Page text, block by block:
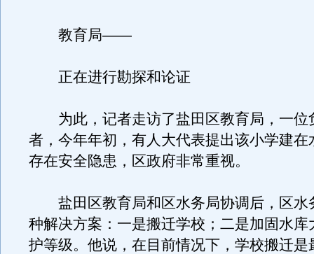
教育局——
正在进行勘探和论证
为此，记者走访了盐田区教育局，一位
者，今年年初，有人大代表提出该小学建在
存在安全隐患，区政府非常重视。
盐田区教育局和区水务局协调后，区水
种解决方案：一是搬迁学校；二是加固水库
护等级。他说，在目前情况下，学校搬迁是